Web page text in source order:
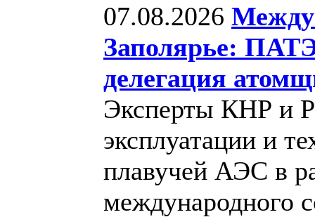
07.08.2026
Заполярье:
делегация
Эксперты КНР и
эксплуатации и
плавучей АЭС в
международного